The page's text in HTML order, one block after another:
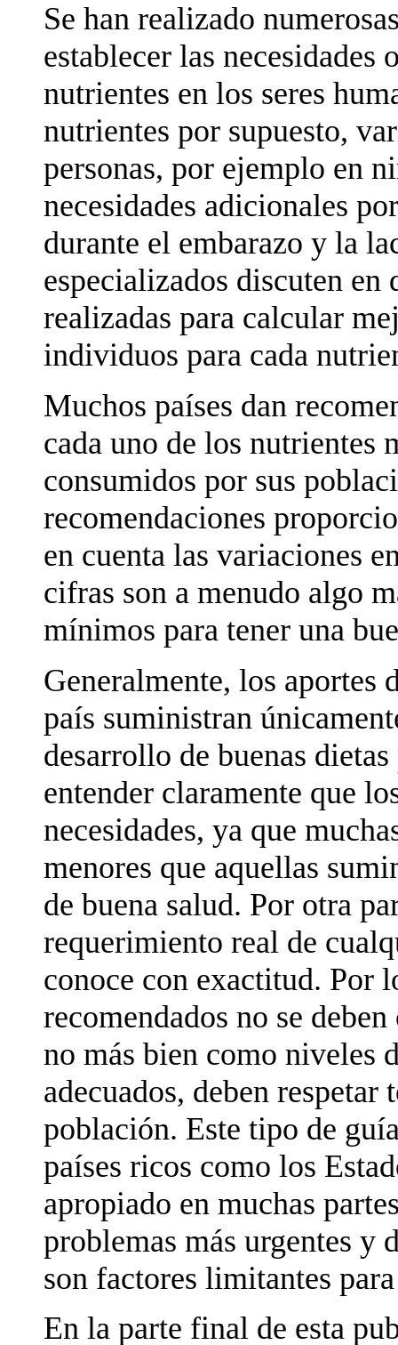
Se han realizado
establecer las
nutrientes en los seres
nutrientes por supuesto,
personas, por ejemplo en
necesidades adicionales
durante el embarazo y la
especializados discuten
realizadas para calcular
individuos para cada
Muchos países dan
cada uno de los nutrientes
consumidos por sus
recomendaciones
en cuenta las variaciones
cifras son a menudo algo
mínimos para tener una
Generalmente, los aportes
país suministran
desarrollo de buenas
entender claramente que
necesidades, ya que
menores que aquellas
de buena salud. Por otra
requerimiento real de
conoce con exactitud. Por
recomendados no se
no más bien como niveles
adecuados, deben
población. Este tipo de
países ricos como los
apropiado en muchas
problemas más urgentes y
son factores limitantes
En la parte final de esta